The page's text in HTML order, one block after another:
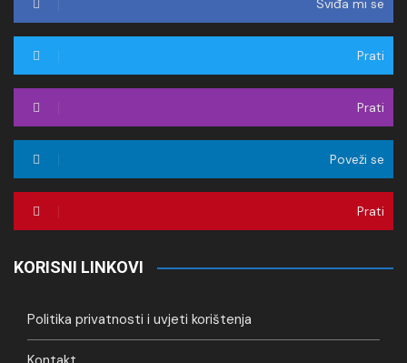
Sviđa mi se
Prati
Prati
Poveži se
Prati
KORISNI LINKOVI
Politika privatnosti i uvjeti korištenja